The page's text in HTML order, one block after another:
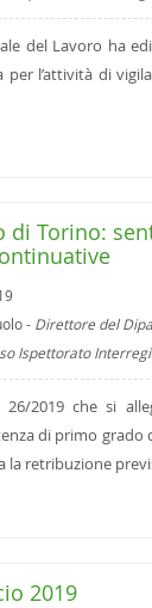
del Lavoro ha
l’attività di
di Torino:
- Direttore del
Ispettorato
26/2019 che si
di primo
la retribuzione
2019